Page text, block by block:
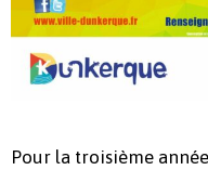
Pour la troisième